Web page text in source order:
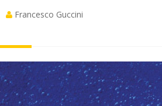
Francesco Guccini